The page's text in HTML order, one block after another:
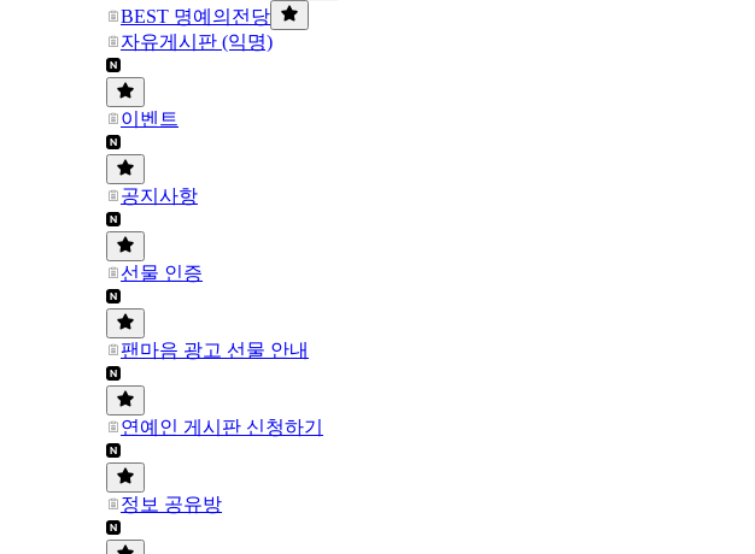
BEST 명예의전당
자유게시판 (익명)
이벤트
공지사항
선물 인증
팬마음 광고 선물 안내
연예인 게시판 신청하기
정보 공유방